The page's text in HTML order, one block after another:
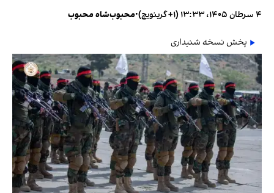
۴ سرطان ۱۴۰۵، ۱۳:۳۳ (‎+۱ گرینویچ) •محبوب‌شاه محبوب
پخش نسخه شنیداری